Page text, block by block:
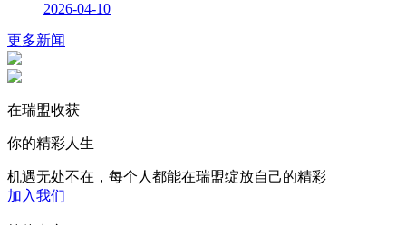
2026-04-10
更多新闻
在瑞盟收获
你的精彩人生
机遇无处不在，每个人都能在瑞盟绽放自己的精彩
加入我们